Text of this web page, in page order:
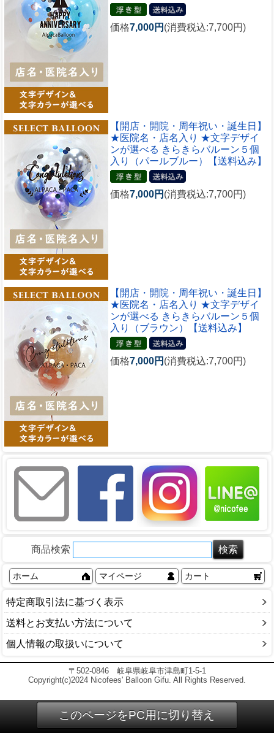
価格7,000円 (消費税込:7,700円)
【開店・開院・周年祝い・誕生日】
★医院名・店名入り ★文字デザイ
ンが選べる きらきらバルーン５個
入り（パールブルー）【送料込み】
価格7,000円 (消費税込:7,700円)
【開店・開院・周年祝い・誕生日】
★医院名・店名入り ★文字デザイ
ンが選べる きらきらバルーン５個
入り（ブラウン）【送料込み】
価格7,000円 (消費税込:7,700円)
商品検索
ホーム マイページ カート
特定商取引法に基づく表示
送料とお支払い方法について
個人情報の取扱いについて
〒502-0846 岐阜県岐阜市津島町1-5-1
Copyright(c)2024 Nicofees' Balloon Gifu. All Rights Reserved.
このページをPC用に切り替え